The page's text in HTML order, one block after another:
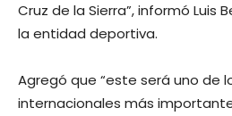
Cruz de la Sierra”, informó Luis
la entidad deportiva.
Agregó que “este será uno de
internacionales más